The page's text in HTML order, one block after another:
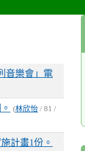
音樂會」電
(林欣怡/ 81 /
計畫1份。
:::